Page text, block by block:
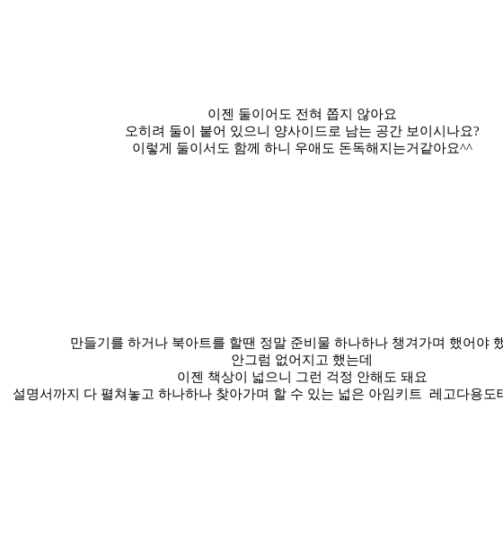
이젠 둘이어도 전혀 쫍지 않아요
오히려 둘이 붙어 있으니 양사이드로 남는 공간 보이시나요?
이렇게 둘이서도 함께 하니 우애도 돈독해지는거같아요^^
만들기를 하거나 북아트를 할땐 정말 준비물 하나하나 챙겨가며 했어야
안그럼 없어지고 했는데
이젠 책상이 넓으니 그런 걱정 안해도 돼요
설명서까지 다 펼쳐놓고 하나하나 찾아가며 할 수 있는 넓은 아임키트 레고다용도